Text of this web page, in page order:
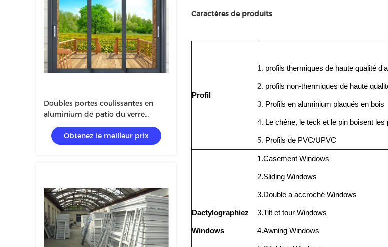
Doubles portes coulissantes en
aluminium de patio du verre
trempé 3.0mm
Obtenez le meilleur prix
Caractères de produits
Profil
1. profils thermiques de haute qualité
2. profils non-thermiques de haute
3. Profils en aluminium plaqués en bois
4. Le chêne, le teck et le pin boisent les
5. Profils de PVC/UPVC
Dactylographiez
Windows
1.Casement Windows
2.Sliding Windows
3.Double a accroché Windows
3.Tilt et tour Windows
4.Awning Windows